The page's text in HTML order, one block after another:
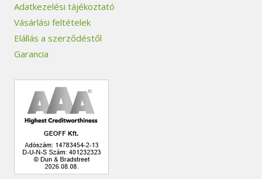
Adatkezelési tájékoztató
Vásárlási feltételek
Elállás a szerződéstől
Garancia